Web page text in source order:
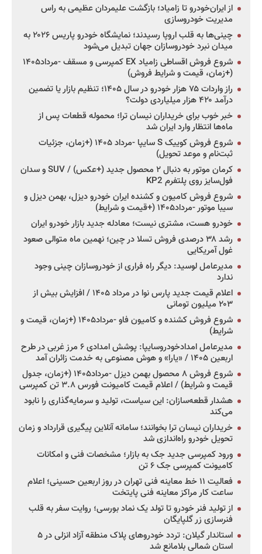
از ایران‌خودرو تا زامیاد؛ بازگشت علیمردان عظیمی به راس
مدیریت خودروسازی
چینی‌ها به قلب اروپا رسیدند؛ نمایشگاه خودرو پاریس ۲۰۲۶ به
میدان نبرد خودروسازان جهان تبدیل می‌شود
شروع فروش اقساطی زامیاد EX کمپرسی و مسقف -مرداد۱۴۰۵
(+زمان، قیمت و شرایط فروش)
راز واردات ۷۵ هزار خودرو در سال ۱۴۰۵؛ تنظیم بازار یا تضمین
درآمد ۴۲۰ هزار میلیاردی دولت؟
خبر خوب برای خریداران نیسان ترا؛ محموله قطعات پس از
ماه‌ها انتظار وارد ایران شد
شروع فروش کوییک S سایپا -مرداد ۱۴۰۵ (+زمان، جزئیات
ثبت‌نام و موعد تحویل)
کرمان موتور به دنبال ۲ محصول جدید (+عکس) / SUV و سدان
فول‌سایز روی پلتفرم KP2
شروع فروش کامیون و کشنده ایران خودرو دیزل، بهمن دیزل و
سیبا موتور -مرداد۱۴۰۵ (+قیمت و شرایط)
خودرو هست، مشتری نیست؛ معادله جدید بازار خودرو ایران
رشد ۳۸ درصدی فروش تسلا در چین؛ نهمین ماه متوالی صعود
غول آمریکایی
مدیرعامل لوسید: دیگر راه فراری از خودروسازان چینی وجود
ندارد
اعلام قیمت جدید پارس نوا در مرداد ۱۴۰۵ / افزایش بیش از
۲۰۳ میلیون تومانی
شروع فروش کشنده و کامیون فاو -مرداد۱۴۰۵ (+زمان، قیمت و
شرایط)
مدیرعامل امدادخودروسایپا: پوشش امدادی ۶ مرز غربی در طرح
اربعین ۱۴۰۵ / «یارا» و هوش مصنوعی به خدمت زائران آمد
شروع فروش ۸ محصول بهمن دیزل -مرداد۱۴۰۵ (+زمان، جدول
قیمت و شرایط) / اعلام قیمت کامیونت فورس ۳.۸ تن کمپرسی
هشدار قطعه‌سازان: این سیاست، تولید و سرمایه‌گذاری را نابود
می‌کند
خریداران نیسان ترا بخوانند؛ سامانه آنلاین پیگیری قرارداد و زمان
تحویل خودرو راه‌اندازی شد
ورود کمپرسی جدید جک به بازار؛ مشخصات فنی و امکانات
کامیونت کمپرسی جک ۶ تن
فعالیت ۱۱ خط معاینه فنی تهران در روز اربعین حسینی؛ اعلام
ساعت کار مراکز معاینه فنی پایتخت
از تولید فنر خودرو تا تولد یک نماد بورسی؛ روایت سفر به قلب
فنرسازی زر گلپایگان
استاندار گیلان: تردد خودروهای پلاک منطقه آزاد انزلی در ۵
استان شمالی بلامانع شد